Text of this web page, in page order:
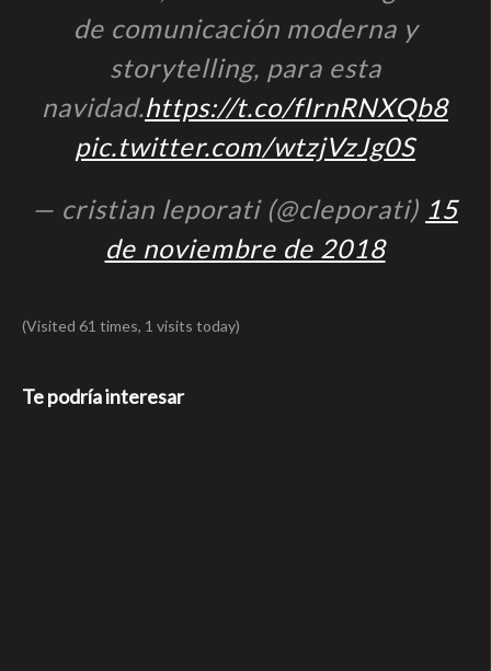
de comunicación moderna y
storytelling, para esta
navidad.https://t.co/fIrnRNXQb8
pic.twitter.com/wtzjVzJg0S
— cristian leporati (@cleporati) 15
de noviembre de 2018
(Visited 61 times, 1 visits today)
Te podría interesar